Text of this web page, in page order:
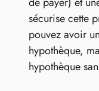
sécurise cette
pouvez avoir
hypothèque,
hypothèque